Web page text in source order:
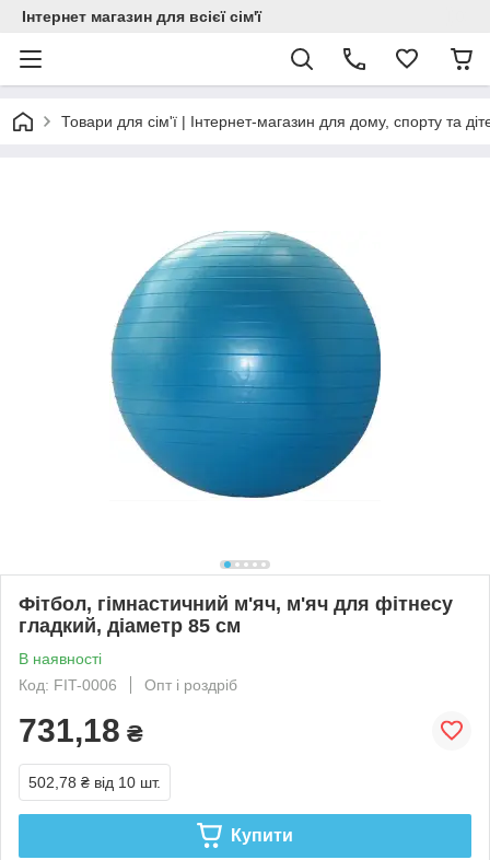
Інтернет магазин для всієї сім'ї
Товари для сім'ї | Інтернет-магазин для дому, спорту та
Фітбол, гімнастичний м'яч, м'яч для фітнесу
гладкий, діаметр 85 см
В наявності
Код: FIT-0006
Опт і роздріб
731,18 ₴
502,78 ₴ від 10 шт.
Купити